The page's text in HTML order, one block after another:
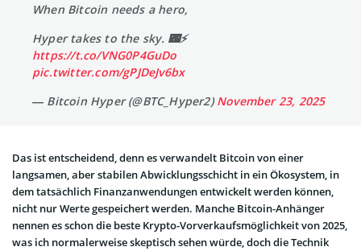
When Bitcoin needs a hero,
Hyper takes to the sky. 🌃⚡️
https://t.co/VNG0P4GuDo
pic.twitter.com/gPJDeJv6bx
— Bitcoin Hyper (@BTC_Hyper2)November 23, 2025
Das ist entscheidend, denn es verwandelt Bitcoin von einer
langsamen, aber stabilen Abwicklungsschicht in ein Ökosystem, in
dem tatsächlich Finanzanwendungen entwickelt werden können,
nicht nur Werte gespeichert werden. Manche Bitcoin-Anhänger
nennen es schon die beste Krypto-Vorverkaufsmöglichkeit von 2025,
was ich normalerweise skeptisch sehen würde, doch die Technik